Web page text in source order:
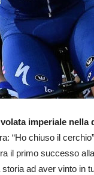
imperiale nella
“Ho chiuso il
il primo successo
ad aver vinto in